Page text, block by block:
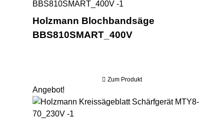
Holzmann Blochbandsäge
BBS810SMART_400V
Zum Produkt
Angebot!